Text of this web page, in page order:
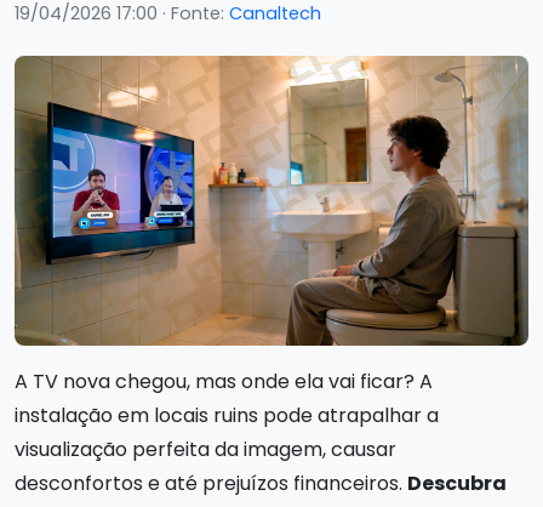
19/04/2026 17:00 · Fonte: Canaltech
A TV nova chegou, mas onde ela vai ficar? A
instalação em locais ruins pode atrapalhar a
visualização perfeita da imagem, causar
desconfortos e até prejuízos financeiros. Descubra